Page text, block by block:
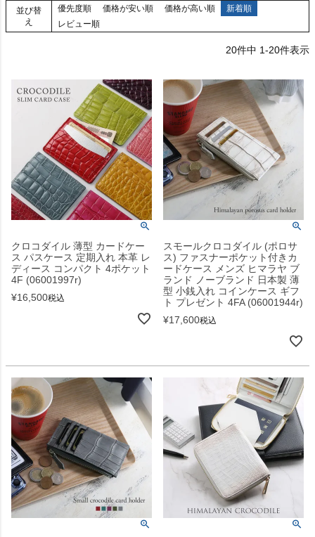
並び替
え
優先度順 価格が安い順 価格が高い順
新着順
レビュー順
20件中 1-20件表示
クロコダイル 薄型 カードケー
ス パスケース 定期入れ 本革 レ
ディース コンパクト 4ポケット
4F (06001997r)
¥16,500税込
スモールクロコダイル (ポロサ
ス) ファスナーポケット付きカ
ードケース メンズ ヒマラヤ ブ
ランド ノーブランド 日本製 薄
型 小銭入れ コインケース ギフ
ト プレゼント 4FA (06001944r)
¥17,600税込